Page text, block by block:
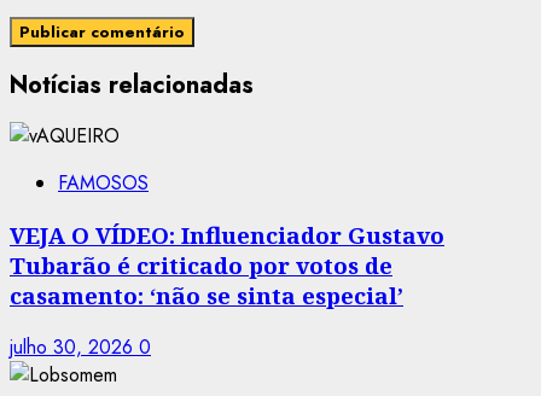
Notícias relacionadas
FAMOSOS
VEJA O VÍDEO: Influenciador Gustavo
Tubarão é criticado por votos de
casamento: ‘não se sinta especial’
julho 30, 2026 0